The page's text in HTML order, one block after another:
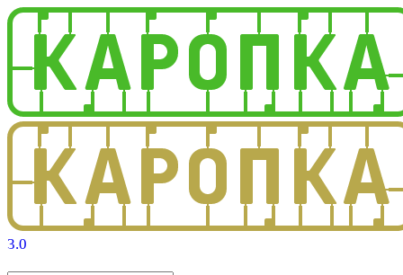
3.0